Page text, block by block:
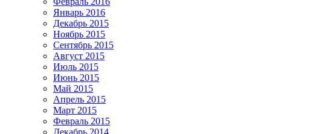
Январь 2016
Декабрь 2015
Ноябрь 2015
Сентябрь 2015
Август 2015
Июль 2015
Июнь 2015
Май 2015
Апрель 2015
Март 2015
Февраль 2015
Декабрь 2014